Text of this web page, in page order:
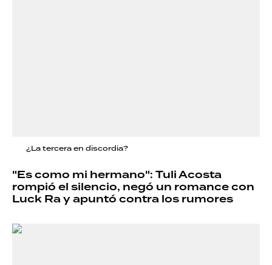
¿La tercera en discordia?
"Es como mi hermano": Tuli Acosta
rompió el silencio, negó un romance con
Luck Ra y apuntó contra los rumores